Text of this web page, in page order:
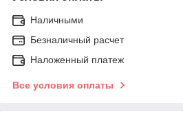
Наличными
Безналичный расчет
Наложенный платеж
Все условия оплаты